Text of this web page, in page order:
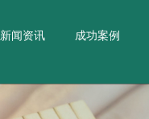
新闻资讯 成功案例